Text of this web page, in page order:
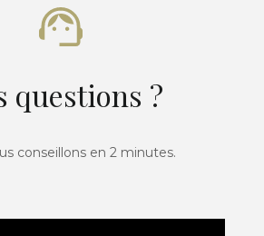
questions ?
conseillons en 2 minutes.